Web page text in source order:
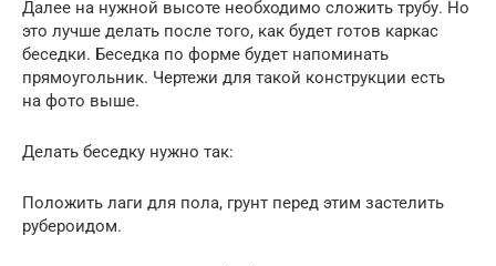
Далее на нужной высоте необходимо сложить трубу. Но
это лучше делать после того, как будет готов каркас
беседки. Беседка по форме будет напоминать
прямоугольник. Чертежи для такой конструкции есть
на фото выше​.
Делать беседку нужно так:
Положить лаги для пола, грунт перед этим застелить
рубероидом.